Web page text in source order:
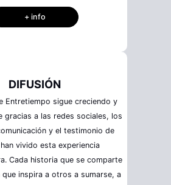
+ info
DIFUSIÓN
Entretiempo sigue creciendo y
gracias a las redes sociales, los
y el testimonio de
vivido esta experiencia
Cada historia que se comparte
que inspira a otros a sumarse, a